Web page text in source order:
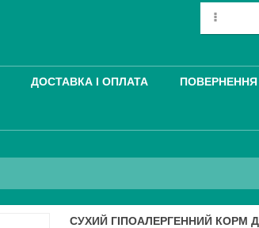
ДОСТАВКА І ОПЛАТА ПОВЕРНЕННЯ
СУХИЙ ГІПОАЛЕРГЕННИЙ КОРМ